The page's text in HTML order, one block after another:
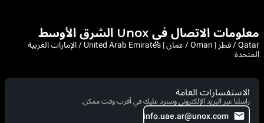
معلومات الاتصال في Unox الشرق الأوسط
Qatar / قطر | Oman / عمان | United Arab Emirates / الإمارات العربية
المتحدة
الاستفسارات العامة
راسلنا عبر البريد الإلكتروني وسنرد عليك في أقرب وقت ممكن.
info.uae.ar@unox.com